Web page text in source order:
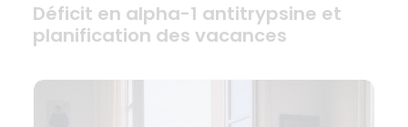
Déficit en alpha-1 antitrypsine et
planification des vacances